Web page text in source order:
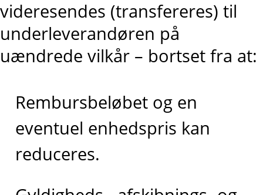
videresendes (transfereres) til
underleverandøren på
uændrede vilkår – bortset fra at:
Rembursbeløbet og en
eventuel enhedspris kan
reduceres.